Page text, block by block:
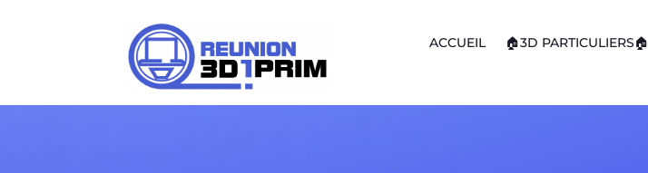
ACCUEIL 🏠3D PARTICULIERS🏠